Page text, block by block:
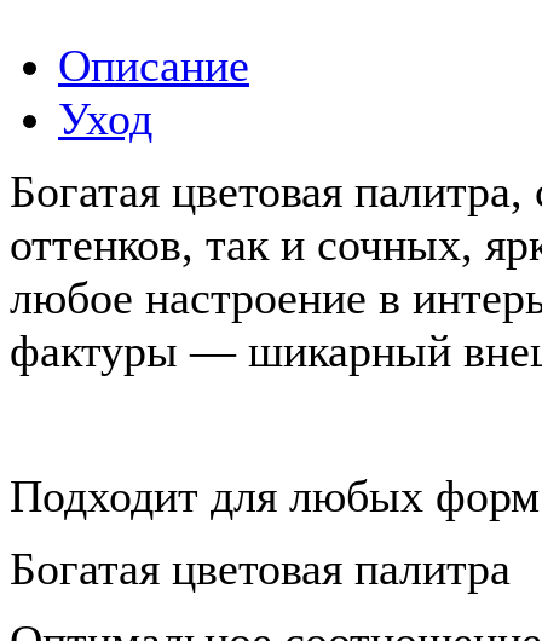
Описание
Уход
Богатая цветовая
оттенков, так и сочных,
любое настроение в
фактуры — шикарный
Подходит для любых
Богатая цветовая палитра